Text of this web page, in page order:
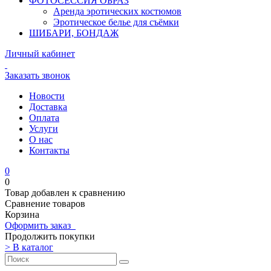
Аренда эротических костюмов
Эротическое белье для съёмки
ШИБАРИ, БОНДАЖ
Личный кабинет
Заказать звонок
Новости
Доставка
Оплата
Услуги
О нас
Контакты
0
0
Товар добавлен к сравнению
Сравнение товаров
Корзина
Оформить заказ
Продолжить покупки
> В каталог